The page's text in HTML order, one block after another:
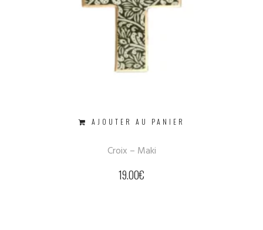
AJOUTER AU PANIER
Croix – Maki
19.00€